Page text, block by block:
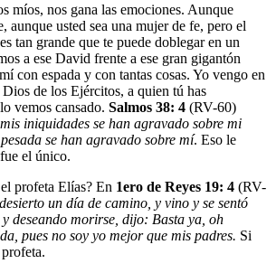
míos, nos gana las emociones. Aunque
aunque usted sea una mujer de fe, pero el
tan grande que te puede doblegar en un
a ese David frente a ese gran gigantón
con espada y con tantas cosas. Yo vengo en
de los Ejércitos, a quien tú has
vemos cansado. Salmos 38: 4 (RV-60)
iniquidades se han agravado sobre mi
se han agravado sobre mí. Eso le
el único.
profeta Elías? En 1ero de Reyes 19: 4 (RV-
un día de camino, y vino y se sentó
deseando morirse, dijo: Basta ya, oh
pues no soy yo mejor que mis padres. Si